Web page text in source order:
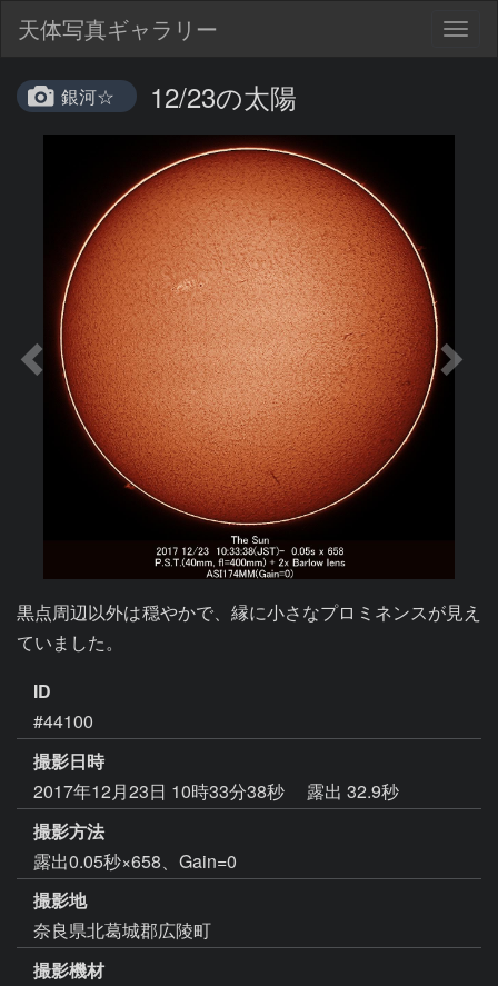
天体写真ギャラリー
銀河☆ 12/23の太陽
黒点周辺以外は穏やかで、縁に小さなプロミネンスが見え
ていました。
ID
#44100
撮影日時
2017年12月23日 10時33分38秒
露出 32.9秒
撮影方法
露出0.05秒×658、Gain=0
撮影地
奈良県北葛城郡広陵町
撮影機材